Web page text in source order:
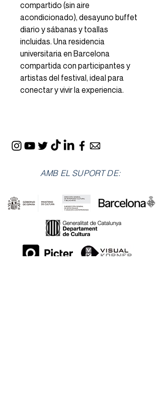
compartido (sin aire
acondicionado), desayuno buffet
diario y sábanas y toallas
incluidas. Una residencia
universitaria en Barcelona
compartida con participantes y
artistas del festival, ideal para
conectar y vivir la experiencia.
AMB EL SUPORT DE: